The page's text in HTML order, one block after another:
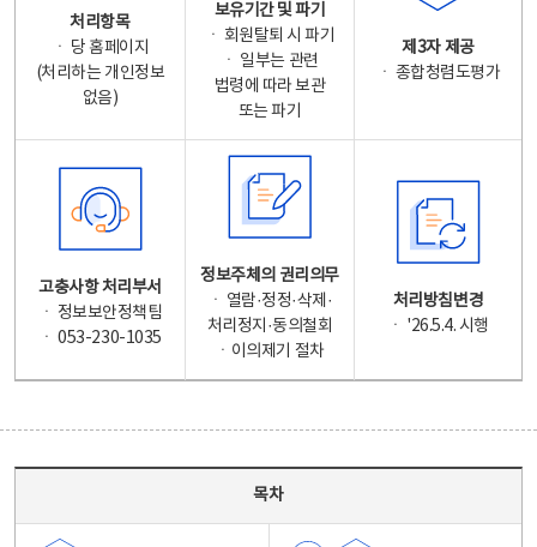
처리항목
ㆍ 당 홈페이지
(처리하는 개인정보
없음)
보유기간 및 파기
ㆍ 회원탈퇴 시 파기
ㆍ 일부는 관련
법령에 따라 보관
또는 파기
제3자 제공
ㆍ 종합청렴도평가
고충사항 처리부서
ㆍ 정보보안정책팀
ㆍ 053-230-1035
정보주체의 권리의무
ㆍ 열람·정정·삭제·
처리정지·동의철회
ㆍ이의제기 절차
처리방침변경
ㆍ '26.5.4. 시행
목차